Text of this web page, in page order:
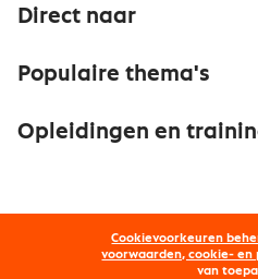
Direct naar
Netwerk en communities
Word lid van Nevi
Nevi PMI®
Populaire thema's
Onderhandelen
Opleidingen en
Opleidingen
Maatwerk
Cookievoorkeuren
voorwaarden, cookie- en
van